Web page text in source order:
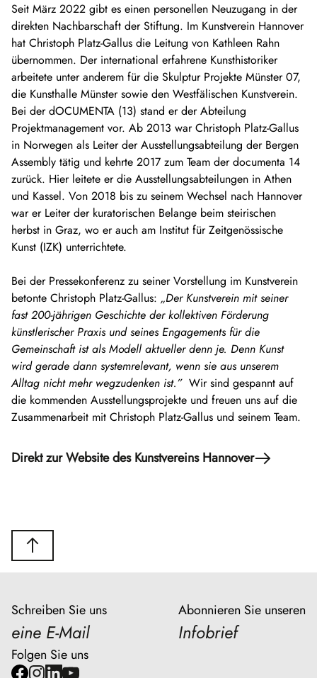
Seit März 2022 gibt es einen personellen Neuzugang in der
direkten Nachbarschaft der Stiftung. Im Kunstverein Hannover
hat Christoph Platz-Gallus die Leitung von Kathleen Rahn
über­nommen. Der international erfahrene Kunsthistoriker
arbeitete unter anderem für die Skulptur Projekte Münster 07,
die Kunsthalle Münster sowie den Westfälischen Kunstverein.
Bei der dOCUMENTA (13) stand er der Abteilung
Projektmanagement vor. Ab 2013 war Christoph Platz-Gallus
in Norwegen als Leiter der Ausstellungs­abteilung der Bergen
Assembly tätig und kehrte 2017 zum Team der documenta 14
zurück. Hier leitete er die Ausstellungsabteilungen in Athen
und Kassel. Von 2018 bis zu seinem Wechsel nach Hannover
war er Leiter der kuratorischen Belange beim steirischen
herbst in Graz, wo er auch am Institut für Zeitgenössische
Kunst (IZK) unterrichtete.
Bei der Pressekonferenz zu seiner Vorstellung im Kunstverein
betonte Christoph Platz-Gallus: „Der Kunstverein mit seiner
fast 200-jährigen Geschichte der kollektiven Förderung
künstlerischer Praxis und seines Engagements für die
Gemeinschaft ist als Modell aktueller denn je. Denn Kunst
wird gerade dann systemrelevant, wenn sie aus unserem
Alltag nicht mehr wegzudenken ist.”Wir sind gespannt auf
die kommenden Ausstellungsprojekte und freuen uns auf die
Zusammenarbeit mit Christoph Platz-Gallus und seinem Team.
Direkt zur Website des Kunstvereins Hannover
Schreiben Sie uns
eine E-Mail
Abonnieren Sie unseren
Infobrief
Folgen Sie uns